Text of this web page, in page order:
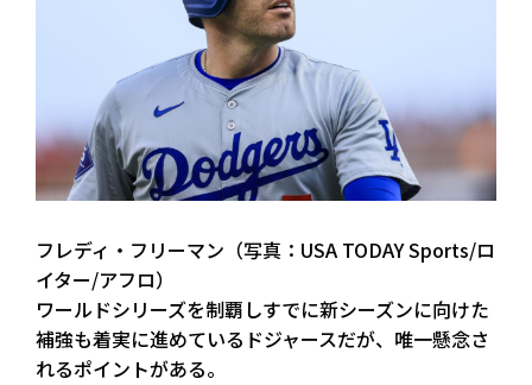
フレディ・フリーマン（写真：USA TODAY Sports/ロ
イター/アフロ）
ワールドシリーズを制覇しすでに新シーズンに向けた
補強も着実に進めているドジャースだが、唯一懸念さ
れるポイントがある。